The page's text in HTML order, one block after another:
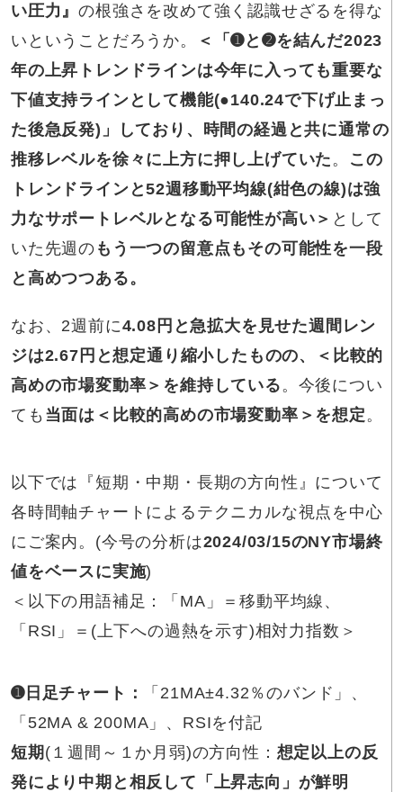
い圧力』の根強さを改めて強く認識せざるを得な
いということだろうか。
＜「➊と➋を結んだ2023
年の上昇トレンドラインは今年に入っても重要な
下値支持ラインとして機能(●140.24で下げ止まっ
た後急反発)」しており、時間の経過と共に通常の
推移レベルを徐々に上方に押し上げていた 。 この
トレンドラインと52週移動平均線(紺色の線)は強
力なサポートレベルとなる可能性が高い＞ として
いた先週の もう一つの留意点もその可能性を一段
と高めつつある。
なお、2週前に4.08円と急拡大を見せた週間レン
ジは2.67円と想定通り縮小したものの、＜比較的
高めの市場変動率＞を維持している 。今後につい
ても 当面は＜比較的高めの市場変動率＞を想定 。
以下では『短期・中期・長期の方向性』について
各時間軸チャートによるテクニカルな視点を中心
にご案内。(今号の分析は2024/03/15のNY市場終
値をベースに実施)
＜以下の用語補足：「MA」＝移動平均線、
「RSI」＝(上下への過熱を示す)相対力指数＞
➊日足チャート：
「21MA±4.32％のバンド」、
「52MA & 200MA」、RSIを付記
短期 (１週間～１か月弱)の方向性： 想定以上の反
発により中期と相反して「上昇志向」が鮮明